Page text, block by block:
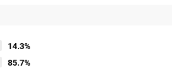
14.3%
85.7%